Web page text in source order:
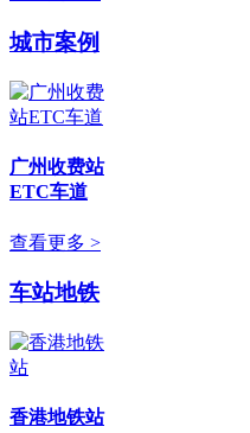
城市案例
广州收费站
ETC车道
查看更多 >
车站地铁
香港地铁站